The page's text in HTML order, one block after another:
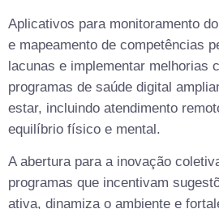
Aplicativos para monitoramento
e mapeamento de competências
lacunas e implementar melhorias
programas de saúde digital
estar, incluindo atendimento
equilíbrio físico e mental.
A abertura para a inovação
programas que incentivam
ativa, dinamiza o ambiente e